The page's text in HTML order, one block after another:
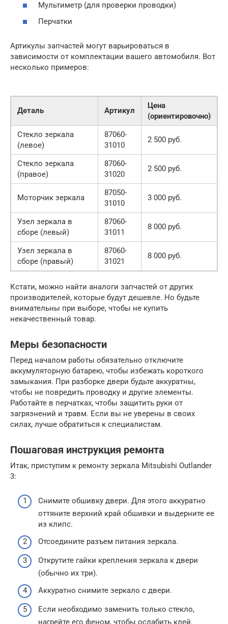
Мультиметр (для проверки проводки)
Перчатки
Артикулы запчастей могут варьироваться в
зависимости от комплектации вашего автомобиля. Вот
несколько примеров:
Деталь Артикул
Цена
(ориентировочно)
Стекло зеркала
(левое)
87060-
31010
2 500 руб.
Стекло зеркала
(правое)
87060-
31020
2 500 руб.
Моторчик зеркала
87050-
31010
3 000 руб.
Узел зеркала в
сборе (левый)
87060-
31011
8 000 руб.
Узел зеркала в
сборе (правый)
87060-
31021
8 000 руб.
Кстати, можно найти аналоги запчастей от других
производителей, которые будут дешевле. Но будьте
внимательны при выборе, чтобы не купить
некачественный товар.
Меры безопасности
Перед началом работы обязательно отключите
аккумуляторную батарею, чтобы избежать короткого
замыкания. При разборке двери будьте аккуратны,
чтобы не повредить проводку и другие элементы.
Работайте в перчатках, чтобы защитить руки от
загрязнений и травм. Если вы не уверены в своих
силах, лучше обратиться к специалистам.
Пошаговая инструкция ремонта
Итак, приступим к ремонту зеркала Mitsubishi Outlander
3:
Снимите обшивку двери. Для этого аккуратно
оттяните верхний край обшивки и выдерните ее
из клипс.
Отсоедините разъем питания зеркала.
Открутите гайки крепления зеркала к двери
(обычно их три).
Аккуратно снимите зеркало с двери.
Если необходимо заменить только стекло,
нагрейте его феном, чтобы ослабить клей.